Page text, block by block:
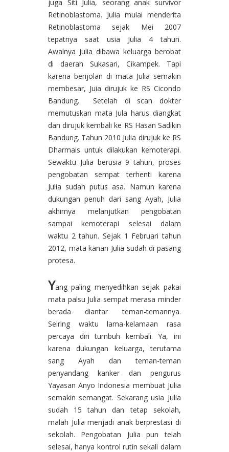
juga Siti Julia, seorang anak survivor
Retinoblastoma. Julia mulai menderita
Retinoblastoma sejak Mei 2007
tepatnya saat usia Julia 4 tahun.
Awalnya Julia dibawa keluarga berobat
di daerah Sukasari, Cikampek. Tapi
karena benjolan di mata Julia semakin
membesar, Juia dirujuk ke RS Cicondo
Bandung. Setelah di scan dokter
memutuskan mata Jula harus diangkat
dan dirujuk kembali ke RS Hasan Sadikin
Bandung. Tahun 2010 Julia dirujuk ke RS
Dharmais untuk dilakukan kemoterapi.
Sewaktu Julia berusia 9 tahun, proses
pengobatan sempat terhenti karena
Julia sudah putus asa. Namun karena
dukungan penuh dari sang Ayah, Julia
akhirnya melanjutkan pengobatan
sampai kemoterapi selesai dalam
waktu 2 tahun. Sejak 1 Februari tahun
2012, mata kanan Julia sudah di pasang
protesa.
Yang paling menyedihkan sejak pakai
mata palsu Julia sempat merasa minder
berada diantar teman-temannya.
Seiring waktu lama-kelamaan rasa
percaya diri tumbuh kembali. Ya, ini
karena dukungan keluarga, terutama
sang Ayah dan teman-teman
penyandang kanker dan pengurus
Yayasan Anyo Indonesia membuat Julia
semakin semangat. Sekarang usia Julia
sudah 15 tahun dan tetap sekolah,
malah Julia menjadi anak berprestasi di
sekolah. Pengobatan Julia pun telah
selesai, hanya kontrol rutin sekali dalam